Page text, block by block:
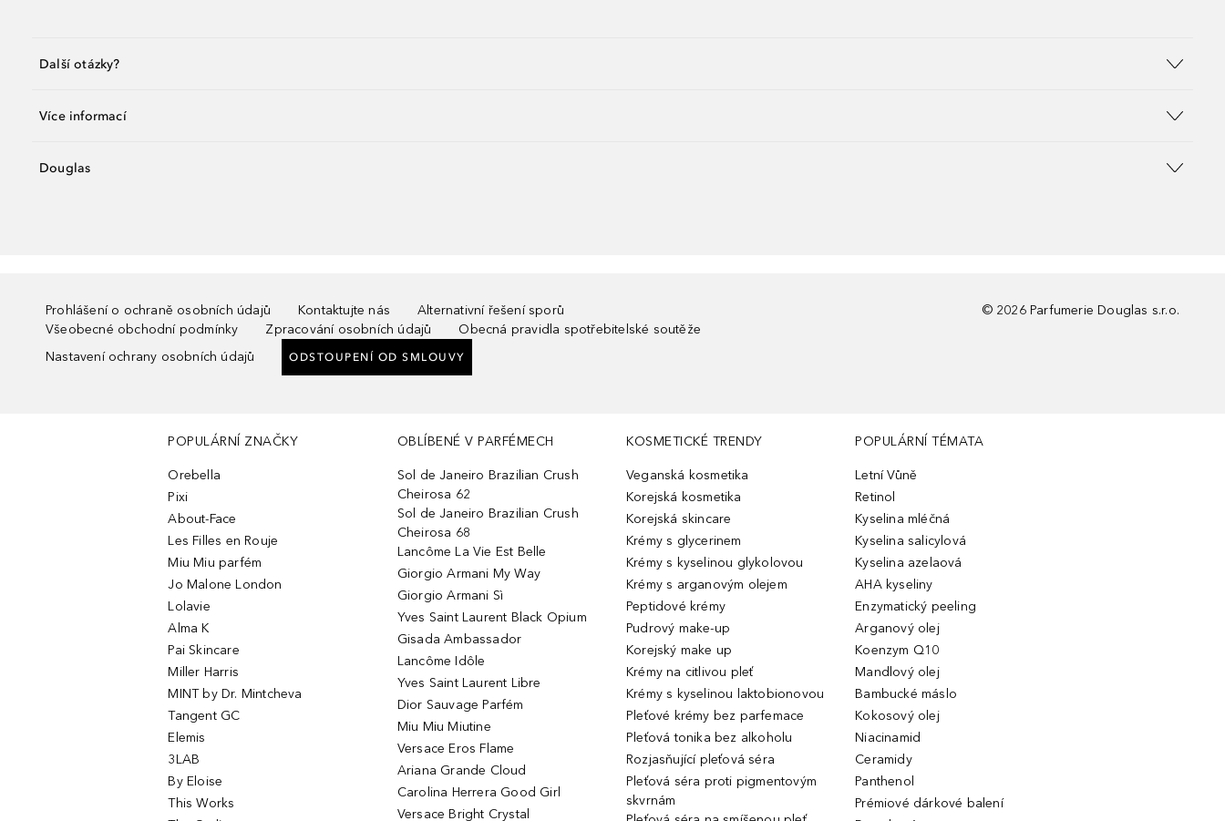
Další otázky?
Více informací
Douglas
Prohlášení o ochraně osobních údajů Kontaktujte nás
Alternativní řešení sporů
Všeobecné obchodní podmínky
Zpracování osobních údajů
Obecná pravidla spotřebitelské soutěže
Nastavení ochrany osobních údajů
ODSTOUPENÍ OD SMLOUVY
© 2026 Parfumerie Douglas s.r.o.
POPULÁRNÍ ZNAČKY
Orebella
Pixi
About-Face
Les Filles en Rouje
Miu Miu parfém
Jo Malone London
Lolavie
Alma K
Pai Skincare
Miller Harris
MINT by Dr. Mintcheva
Tangent GC
Elemis
3LAB
By Eloise
This Works
OBLÍBENÉ V PARFÉMECH
Sol de Janeiro Brazilian Crush
Cheirosa 62
Sol de Janeiro Brazilian Crush
Cheirosa 68
Lancôme La Vie Est Belle
Giorgio Armani My Way
Giorgio Armani Sì
Yves Saint Laurent Black Opium
Gisada Ambassador
Lancôme Idôle
Yves Saint Laurent Libre
Dior Sauvage Parfém
Miu Miu Miutine
Versace Eros Flame
Ariana Grande Cloud
Carolina Herrera Good Girl
Versace Bright Crystal
KOSMETICKÉ TRENDY
Veganská kosmetika
Korejská kosmetika
Korejská skincare
Krémy s glycerinem
Krémy s kyselinou glykolovou
Krémy s arganovým olejem
Peptidové krémy
Pudrový make-up
Korejský make up
Krémy na citlivou pleť
Krémy s kyselinou laktobionovou
Pleťové krémy bez parfemace
Pleťová tonika bez alkoholu
Rozjasňující pleťová séra
Pleťová séra proti pigmentovým
skvrnám
POPULÁRNÍ TÉMATA
Letní Vůně
Retinol
Kyselina mléčná
Kyselina salicylová
Kyselina azelaová
AHA kyseliny
Enzymatický peeling
Arganový olej
Koenzym Q10
Mandlový olej
Bambucké máslo
Kokosový olej
Niacinamid
Ceramidy
Panthenol
Prémiové dárkové balení